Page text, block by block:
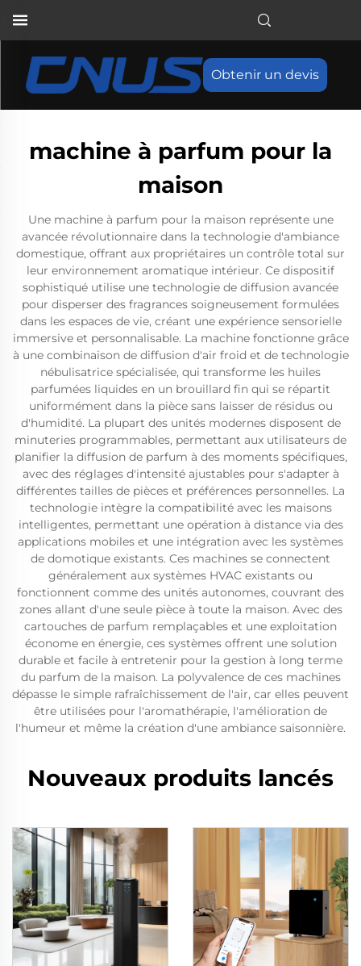
Obtenir un devis
machine à parfum pour la
maison
Une machine à parfum pour la maison représente une
avancée révolutionnaire dans la technologie d'ambiance
domestique, offrant aux propriétaires un contrôle total sur
leur environnement aromatique intérieur. Ce dispositif
sophistiqué utilise une technologie de diffusion avancée
pour disperser des fragrances soigneusement formulées
dans les espaces de vie, créant une expérience sensorielle
immersive et personnalisable. La machine fonctionne grâce
à une combinaison de diffusion d'air froid et de technologie
nébulisatrice spécialisée, qui transforme les huiles
parfumées liquides en un brouillard fin qui se répartit
uniformément dans la pièce sans laisser de résidus ou
d'humidité. La plupart des unités modernes disposent de
minuteries programmables, permettant aux utilisateurs de
planifier la diffusion de parfum à des moments spécifiques,
avec des réglages d'intensité ajustables pour s'adapter à
différentes tailles de pièces et préférences personnelles. La
technologie intègre la compatibilité avec les maisons
intelligentes, permettant une opération à distance via des
applications mobiles et une intégration avec les systèmes
de domotique existants. Ces machines se connectent
généralement aux systèmes HVAC existants ou
fonctionnent comme des unités autonomes, couvrant des
zones allant d'une seule pièce à toute la maison. Avec des
cartouches de parfum remplaçables et une exploitation
économe en énergie, ces systèmes offrent une solution
durable et facile à entretenir pour la gestion à long terme
du parfum de la maison. La polyvalence de ces machines
dépasse le simple rafraîchissement de l'air, car elles peuvent
être utilisées pour l'aromathérapie, l'amélioration de
l'humeur et même la création d'une ambiance saisonnière.
Nouveaux produits lancés